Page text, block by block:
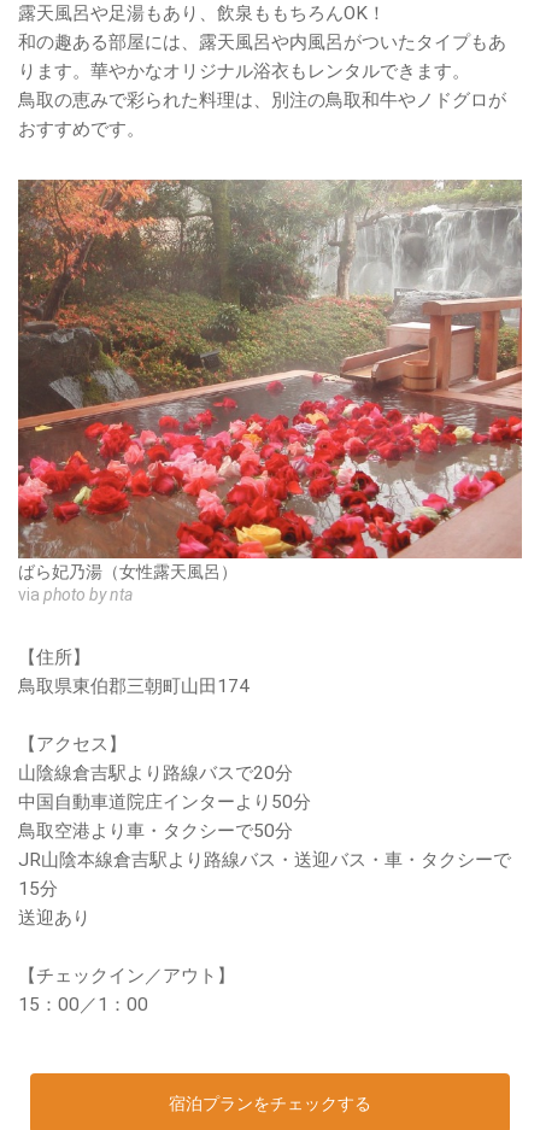
露天風呂や足湯もあり、飲泉ももちろんOK！
和の趣ある部屋には、露天風呂や内風呂がついたタイプもあ
ります。華やかなオリジナル浴衣もレンタルできます。
鳥取の恵みで彩られた料理は、別注の鳥取和牛やノドグロが
おすすめです。
ばら妃乃湯（女性露天風呂）
via photo by nta
【住所】
鳥取県東伯郡三朝町山田174
【アクセス】
山陰線倉吉駅より路線バスで20分
中国自動車道院庄インターより50分
鳥取空港より車・タクシーで50分
JR山陰本線倉吉駅より路線バス・送迎バス・車・タクシーで
15分
送迎あり
【チェックイン／アウト】
15：00／1：00
宿泊プランをチェックする